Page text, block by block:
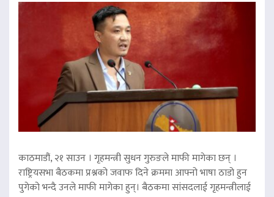
काठमाडौं, २१ साउन । गृहमन्त्री सुधन गुरुङले माफी मागेका छन् ।
राष्ट्रियसभा बैठकमा प्रश्नको जवाफ दिने क्रममा आफ्नो भाषा ठाडो हुन
पुगेको भन्दै उनले माफी मागेका हुन्। बैठकमा सांसदलाई गृहमन्त्रीलाई